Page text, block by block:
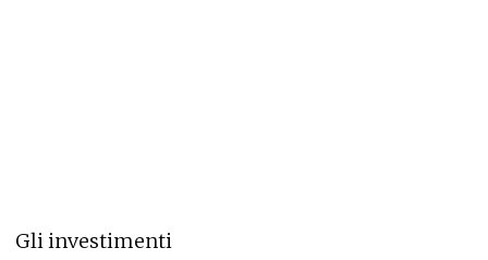
Gli investimenti